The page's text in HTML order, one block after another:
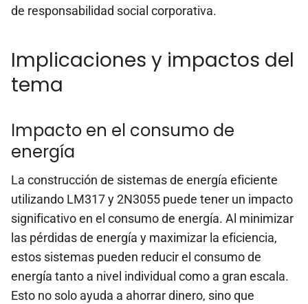
de responsabilidad social corporativa.
Implicaciones y impactos del
tema
Impacto en el consumo de
energía
La construcción de sistemas de energía eficiente
utilizando LM317 y 2N3055 puede tener un impacto
significativo en el consumo de energía. Al minimizar
las pérdidas de energía y maximizar la eficiencia,
estos sistemas pueden reducir el consumo de
energía tanto a nivel individual como a gran escala.
Esto no solo ayuda a ahorrar dinero, sino que